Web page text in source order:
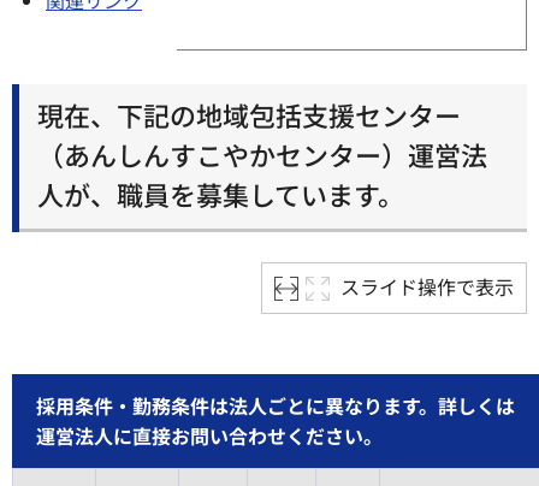
現在、下記の地域包括支援センター
（あんしんすこやかセンター）運営法
人が、職員を募集しています。
スライド操作で表示
採用条件・勤務条件は法人ごとに異なります。詳しくは
運営法人に直接お問い合わせください。